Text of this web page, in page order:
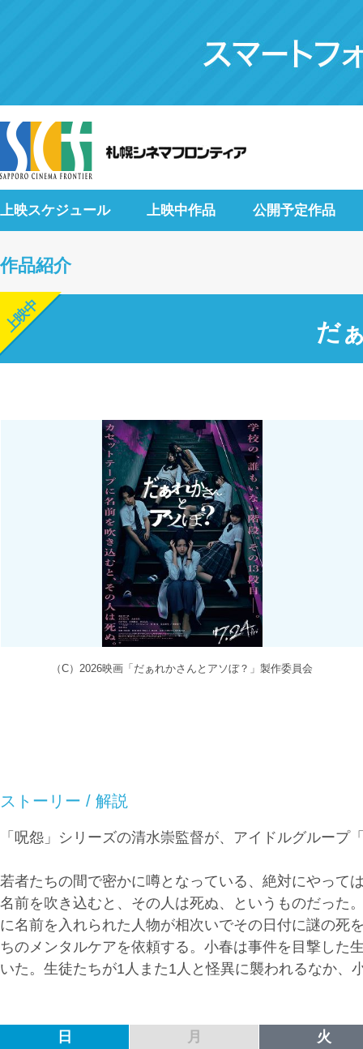
上映スケジュール 上映中作品 公開予定作品
作品紹介
上映中 だ
（C）2026映画「だぁれかさんとアソぼ？」製作委員会
ストーリー / 解説
「呪怨」シリーズの清水崇監督が、アイドルグルー
若者たちの間で密かに噂となっている、絶対にやって
名前を吹き込むと、その人は死ぬ、というものだった
に名前を入れられた人物が相次いでその日付に謎の死
ちのメンタルケアを依頼する。小春は事件を目撃した
いた。生徒たちが1人また1人と怪異に襲われるなか
日 月 火